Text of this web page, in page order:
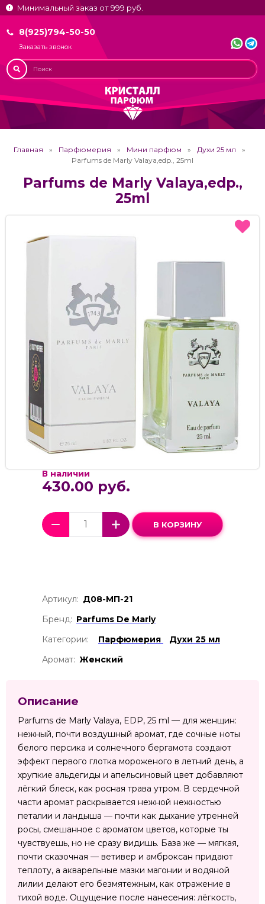
Минимальный заказ от 999 руб.
8(925)794-50-50
Заказать звонок
Главная Парфюмерия Мини парфюм
Духи 25 мл
Parfums de Marly Valaya,edp., 25ml
Parfums de Marly Valaya,edp.,
25ml
В наличии
430.00 руб.
В КОРЗИНУ
Артикул: Д08-МП-21
Бренд: Parfums De Marly
Категории:
Парфюмерия
Духи 25 мл
Аромат: Женский
Описание
Parfums de Marly Valaya, EDP, 25 ml — для женщин:
нежный, почти воздушный аромат, где сочные ноты
белого персика и солнечного бергамота создают
эффект первого глотка мороженого в летний день, а
хрупкие альдегиды и апельсиновый цвет добавляют
лёгкий блеск, как росная трава утром. В сердечной
части аромат раскрывается нежной нежностью
петалии и ландыша — почти как дыхание утренней
росы, смешанное с ароматом цветов, которые ты
чувствуешь, но не сразу видишь. База же — мягкая,
почти сказочная — ветивер и амброксан придают
теплоту, а акварельные мазки магонии и водяной
лилии делают его безмятежным, как отражение в
тихой воде. Ощущение после нанесения: лёгкость,